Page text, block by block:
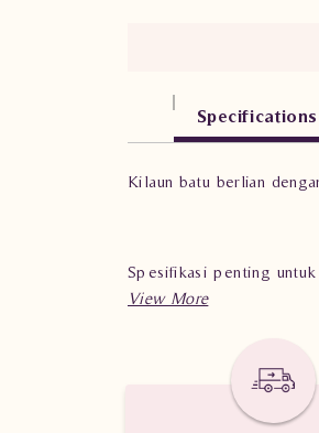
Specifications
Kilaun batu berlian
Spesifikasi penting
Nilai Karat : 1.438 karat